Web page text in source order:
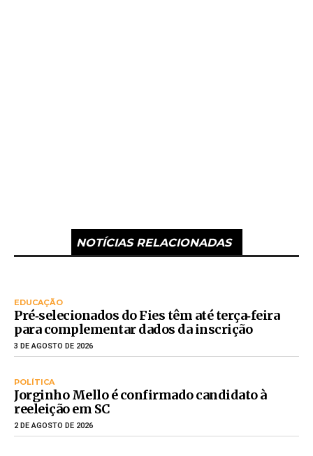
NOTÍCIAS RELACIONADAS
EDUCAÇÃO
Pré‑selecionados do Fies têm até terça‑feira
para complementar dados da inscrição
3 DE AGOSTO DE 2026
POLÍTICA
Jorginho Mello é confirmado candidato à
reeleição em SC
2 DE AGOSTO DE 2026